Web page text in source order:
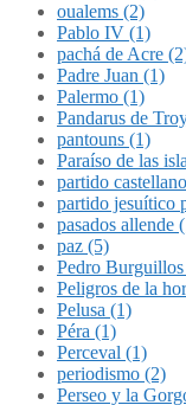
oualems (2)
Pablo IV (1)
pachá de Acre
Padre Juan (1)
Palermo (1)
Pandarus de
pantouns (1)
Paraíso de las
partido
partido jesuítico
pasados allende
paz (5)
Pedro
Peligros de la
Pelusa (1)
Péra (1)
Perceval (1)
periodismo (2)
Perseo y la